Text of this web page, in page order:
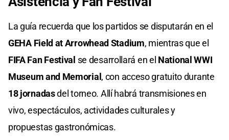
La guía recuerda que los partidos se disputarán en el
GEHA Field at Arrowhead Stadium, mientras que el
FIFA Fan Festival se desarrollará en el National WWI
Museum and Memorial , con acceso gratuito durante
18 jornadasdel torneo. Allí habrá transmisiones en
vivo, espectáculos, actividades culturales y
propuestas gastronómicas.